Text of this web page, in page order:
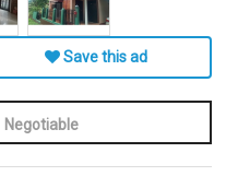
Save this ad
Negotiable